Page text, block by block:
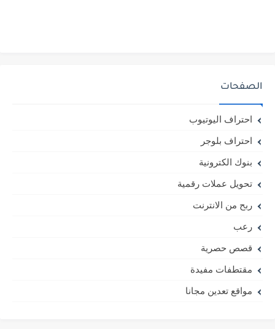
الصفحات
احتراف اليوتيوب
احتراف بلوجر
بنوك الكترونية
تحويل عملات رقمية
ربح من الانترنت
رعب
قصص حصرية
مقتطفات مفيدة
مواقع تعدين مجانا